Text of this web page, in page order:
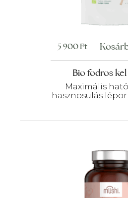
Bio fodros
Maximális
hasznosulás
5 900Ft